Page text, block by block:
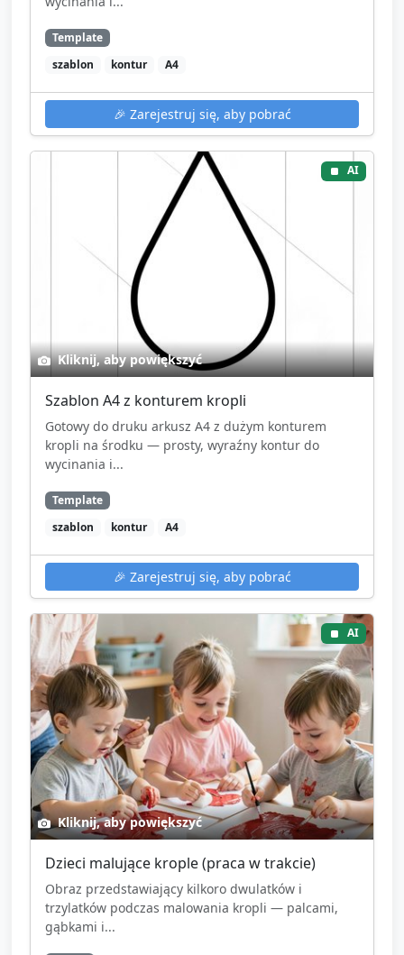
Template
szablon
kontur A4
🎉 Zarejestruj się, aby pobrać
AI
Kliknij, aby powiększyć
Szablon A4 z konturem kropli
Gotowy do druku arkusz A4 z dużym konturem
kropli na środku — prosty, wyraźny kontur do
wycinania i...
Template
szablon
kontur A4
🎉 Zarejestruj się, aby pobrać
AI
Kliknij, aby powiększyć
Dzieci malujące krople (praca w trakcie)
Obraz przedstawiający kilkoro dwulatków i
trzylatków podczas malowania kropli — palcami,
gąbkami i...